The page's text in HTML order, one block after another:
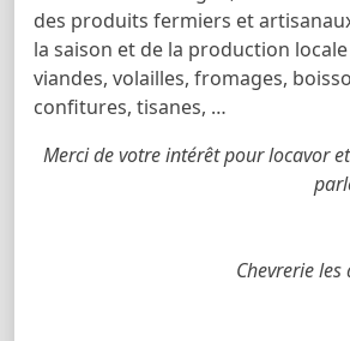
des produits fermiers et
la saison et de la production
viandes, volailles, fromages,
confitures, tisanes, …
Merci de votre intérêt pour locavor
Chevrerie